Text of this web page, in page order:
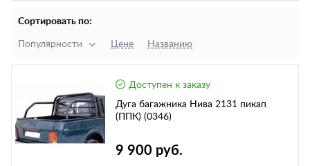
Сортировать по:
Популярности Цене Названию
Доступен к заказу
Дуга багажника Нива 2131 пикап
(ППК) (0346)
9 900 руб.